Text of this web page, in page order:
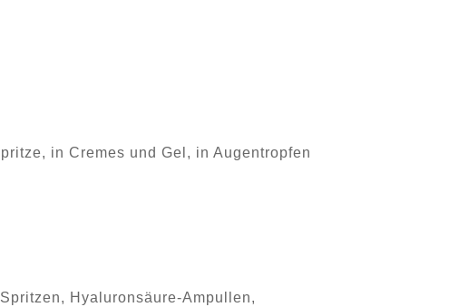
in Cremes und Gel, in Augentropfen
Hyaluronsäure-Ampullen,